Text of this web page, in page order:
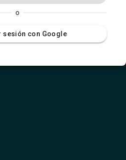
o
sesión con Google